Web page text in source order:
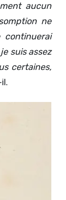
aucun
ne
suis assez
certaines,